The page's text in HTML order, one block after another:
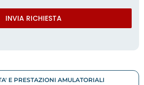
INVIA RICHIESTA
E PRESTAZIONI AMULATORIALI